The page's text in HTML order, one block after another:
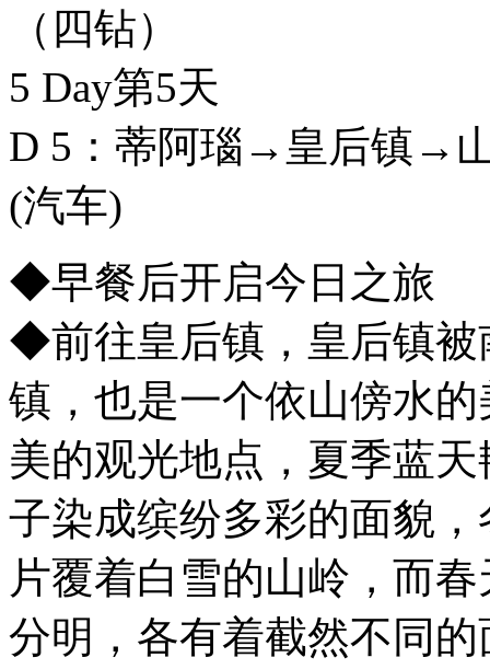
（四钻）
5 Day第5天
D 5：蒂阿瑙→皇后镇→
(汽车)
◆早餐后开启今日之旅
◆前往皇后镇，皇后镇被
镇，也是一个依山傍水
美的观光地点，夏季蓝
子染成缤纷多彩的面貌
片覆着白雪的山岭，而
分明，各有着截然不同的